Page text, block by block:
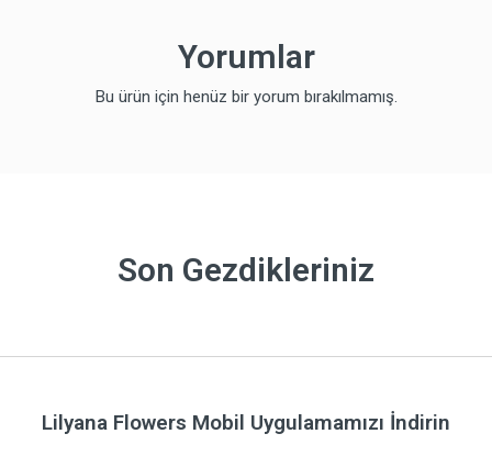
Yorumlar
Bu ürün için henüz bir yorum bırakılmamış.
Son Gezdikleriniz
Lilyana Flowers Mobil Uygulamamızı İndirin